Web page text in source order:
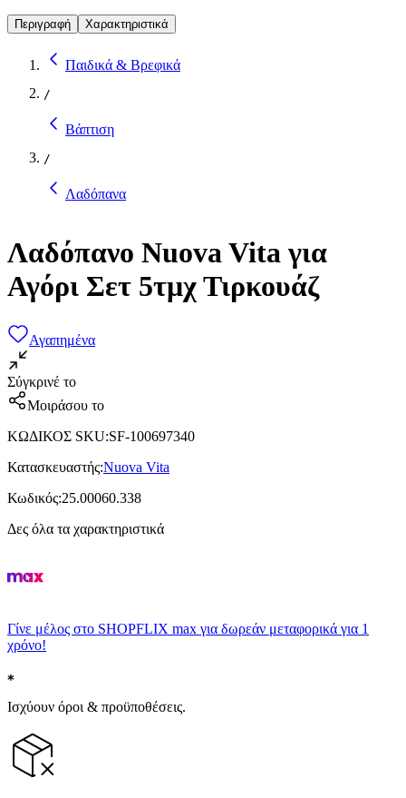
Περιγραφή Χαρακτηριστικά
Παιδικά & Βρεφικά
/
Βάπτιση
/
Λαδόπανα
Λαδόπανο Nuova Vita για
Αγόρι Σετ 5τμχ Τιρκουάζ
Αγαπημένα
Σύγκρινέ το
Μοιράσου το
ΚΩΔΙΚΟΣ SKU:SF-100697340
Κατασκευαστής:Nuova Vita
Κωδικός:25.00060.338
Δες όλα τα χαρακτηριστικά
Γίνε μέλος στο SHOPFLIX max για δωρεάν μεταφορικά για 1
χρόνο!
Ισχύουν όροι & προϋποθέσεις.